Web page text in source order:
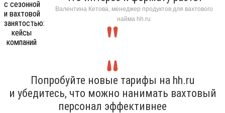
Валентина Кетова, менеджер продуктов для вахтового
найма hh.ru
Попробуйте новые тарифы на hh.ru
и убедитесь, что можно нанимать вахтовый
персонал эффективнее